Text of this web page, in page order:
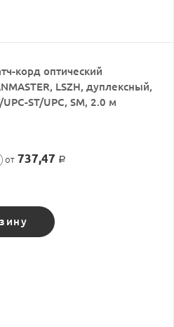
корд оптический
LSZH, дуплексный,
UPC-ST/UPC, SM, 2.0 м
от 737,47 Р